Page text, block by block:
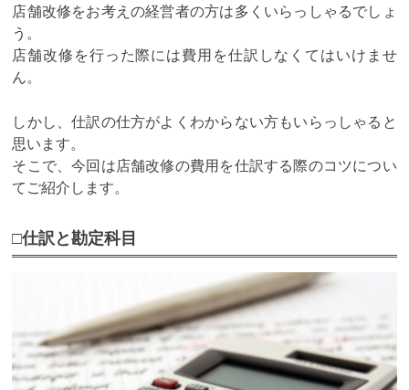
店舗改修をお考えの経営者の方は多くいらっしゃるでしょ
う。
店舗改修を行った際には費用を仕訳しなくてはいけませ
ん。
しかし、仕訳の仕方がよくわからない方もいらっしゃると
思います。
そこで、今回は店舗改修の費用を仕訳する際のコツについ
てご紹介します。
□仕訳と勘定科目